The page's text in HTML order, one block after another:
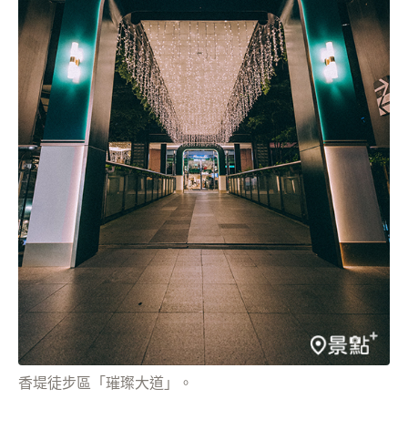
香堤徒步區「璀璨大道」。